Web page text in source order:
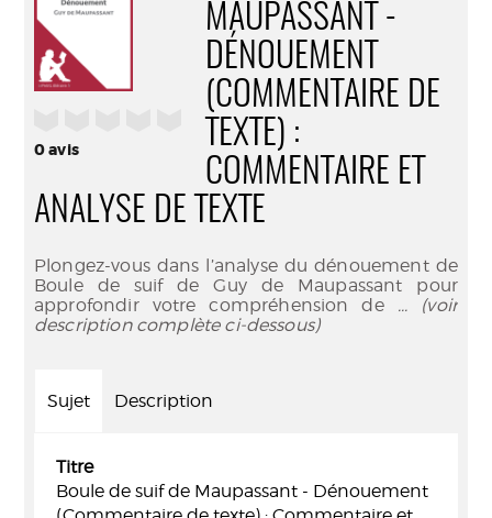
0avis
MAUPASSANT -
DÉNOUEMENT
(COMMENTAIRE DE
TEXTE) :
COMMENTAIRE ET
ANALYSE DE TEXTE
Plongez-vous dans l’analyse du dénouement de
Boule de suif de Guy de Maupassant pour
approfondir votre compréhension de ... (voir
description complète ci-dessous)
Sujet Description
Titre
Boule de suif de Maupassant - Dénouement